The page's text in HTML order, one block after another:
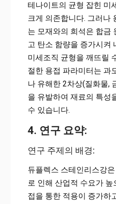
테나이트의 균형 잡힌 미
크게 의존합니다. 그러나
는 모재와의 희석은 합금
고 탄소 함량을 증가시켜
미세조직 균형을 깨뜨릴
절한 용접 파라미터는 과
나 유해한 2차상(질화물,
을 유발하여 재료의 특성
수 있습니다.
4. 연구 요약:
연구 주제의 배경:
듀플렉스 스테인리스강
로 인해 산업적 수요가 높
접을 통한 적용이 증가하